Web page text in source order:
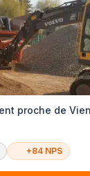
proche de
+84 NPS